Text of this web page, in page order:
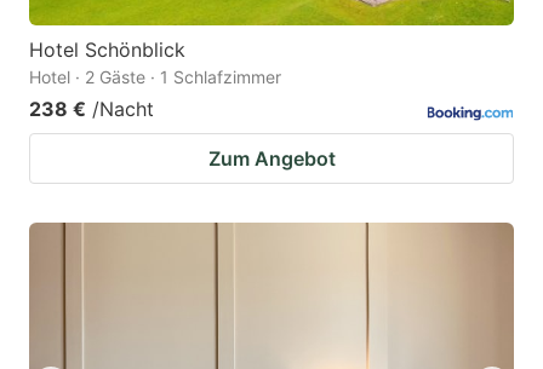
Hotel Schönblick
Hotel · 2 Gäste · 1 Schlafzimmer
238 € /Nacht
Zum Angebot